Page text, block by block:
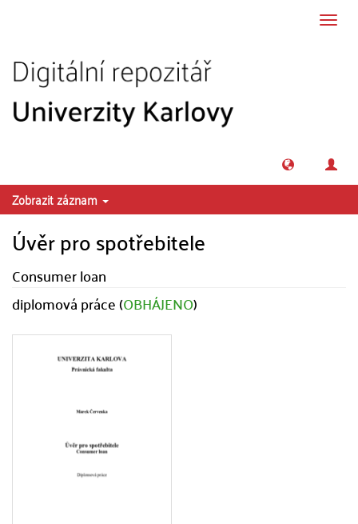
Zobrazit záznam
Úvěr pro spotřebitele
Consumer loan
diplomová práce (OBHÁJENO)